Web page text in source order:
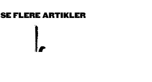
SE FLERE ARTIKLER